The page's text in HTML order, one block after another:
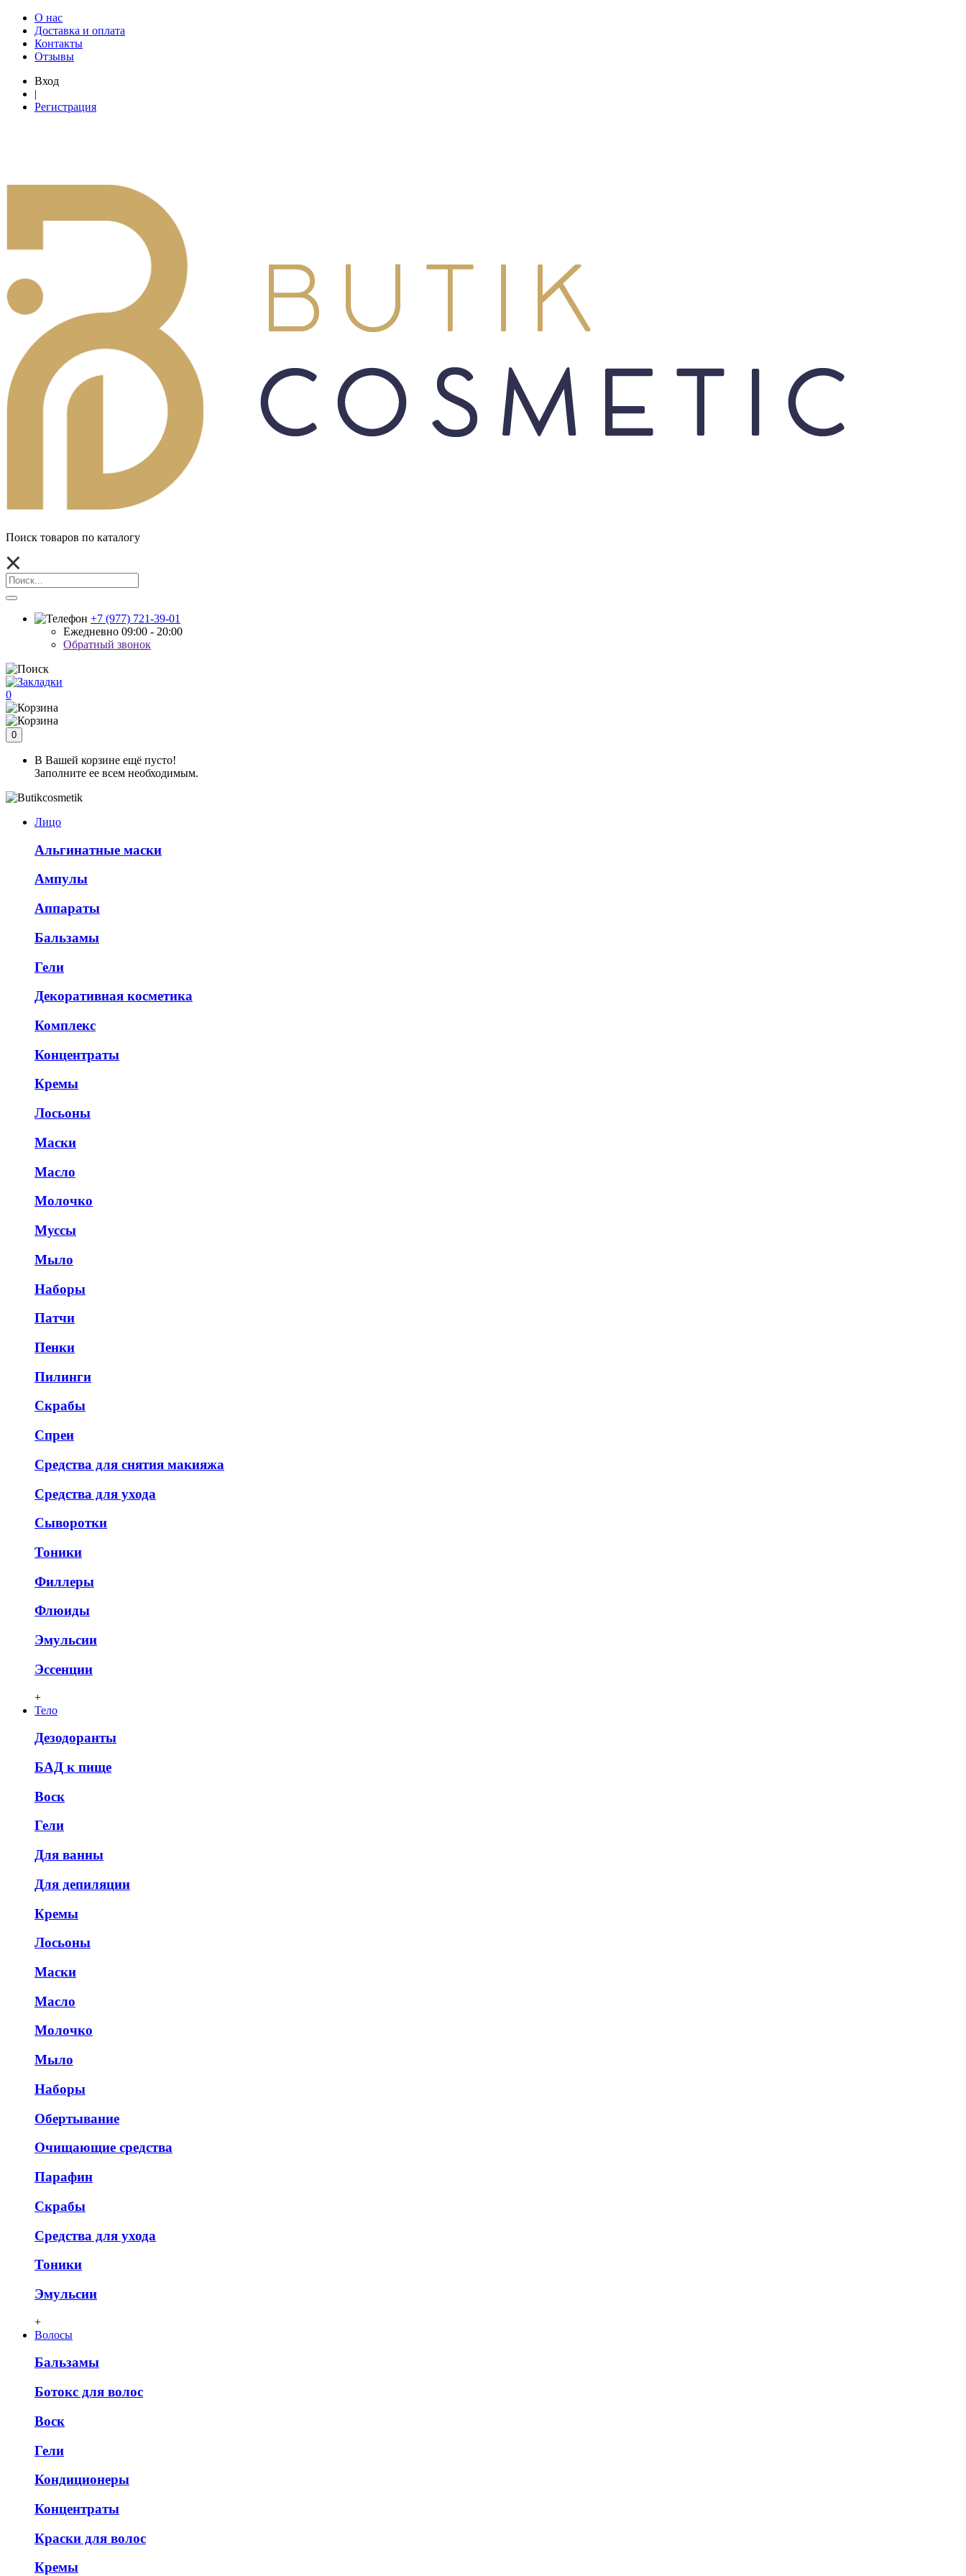
О нас
Доставка и оплата
Контакты
Отзывы
Вход
|
Регистрация
Поиск товаров по каталогу
+7 (977) 721-39-01
Ежедневно 09:00 - 20:00
Обратный звонок
0
0
В Вашей корзине ещё пусто!
Заполните ее всем необходимым.
Лицо
Альгинатные маски
Ампулы
Аппараты
Бальзамы
Гели
Декоративная косметика
Комплекс
Концентраты
Кремы
Лосьоны
Маски
Масло
Молочко
Муссы
Мыло
Наборы
Патчи
Пенки
Пилинги
Скрабы
Спреи
Средства для снятия макияжа
Средства для ухода
Сыворотки
Тоники
Филлеры
Флюиды
Эмульсии
Эссенции
+
Тело
Дезодоранты
БАД к пище
Воск
Гели
Для ванны
Для депиляции
Кремы
Лосьоны
Маски
Масло
Молочко
Мыло
Наборы
Обертывание
Очищающие средства
Парафин
Скрабы
Средства для ухода
Тоники
Эмульсии
+
Волосы
Бальзамы
Ботокс для волос
Воск
Гели
Кондиционеры
Концентраты
Краски для волос
Кремы